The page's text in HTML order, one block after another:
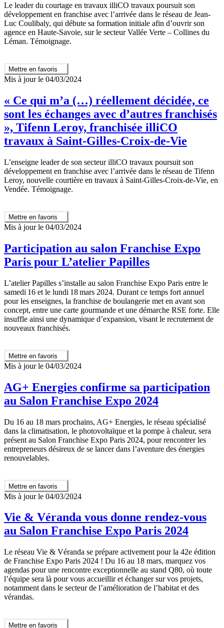
Le leader du courtage en travaux illiCO travaux poursuit son
développement en franchise avec l’arrivée dans le réseau de Jean-
Luc Coulibaly, qui débute sa formation initiale afin d’ouvrir son
agence en Haute-Savoie, sur le secteur Vallée Verte – Collines du
Léman. Témoignage.
Mettre en favoris
Mis à jour le 04/03/2024
« Ce qui m’a (…) réellement décidée, ce
sont les échanges avec d’autres franchisés
», Tifenn Leroy, franchisée illiCO
travaux à Saint-Gilles-Croix-de-Vie
L’enseigne leader de son secteur illiCO travaux poursuit son
développement en franchise avec l’arrivée dans le réseau de Tifenn
Leroy, nouvelle courtière en travaux à Saint-Gilles-Croix-de-Vie, en
Vendée. Témoignage.
Mettre en favoris
Mis à jour le 04/03/2024
Participation au salon Franchise Expo
Paris pour L’atelier Papilles
L’atelier Papilles s’installe au salon Franchise Expo Paris entre le
samedi 16 et le lundi 18 mars 2024. Durant ce temps fort annuel
pour les enseignes, la franchise de boulangerie met en avant son
concept, entre une carte gourmande et une démarche RSE forte. Elle
insuffle ainsi une dynamique d’expansion, visant le recrutement de
nouveaux franchisés.
Mettre en favoris
Mis à jour le 04/03/2024
AG+ Energies confirme sa participation
au Salon Franchise Expo 2024
Du 16 au 18 mars prochains, AG+ Energies, le réseau spécialisé
dans la climatisation, le photovoltaïque et la pompe à chaleur, sera
présent au Salon Franchise Expo Paris 2024, pour rencontrer les
entrepreneurs désireux de se lancer dans l’aventure des énergies
renouvelables.
Mettre en favoris
Mis à jour le 04/03/2024
Vie & Véranda vous donne rendez-vous
au Salon Franchise Expo Paris 2024
Le réseau Vie & Véranda se prépare activement pour la 42e édition
de Franchise Expo Paris 2024 ! Du 16 au 18 mars, marquez vos
agendas pour une rencontre exceptionnelle au stand Q80, où toute
l’équipe sera là pour vous accueillir et échanger sur vos projets,
notamment dans le secteur de l’amélioration de l’habitat et des
vérandas.
Mettre en favoris